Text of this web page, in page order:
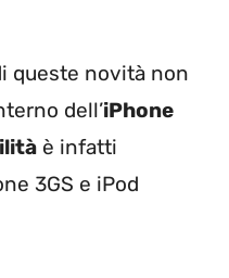
queste novità non
dell’iPhone
è infatti
3GS e iPod